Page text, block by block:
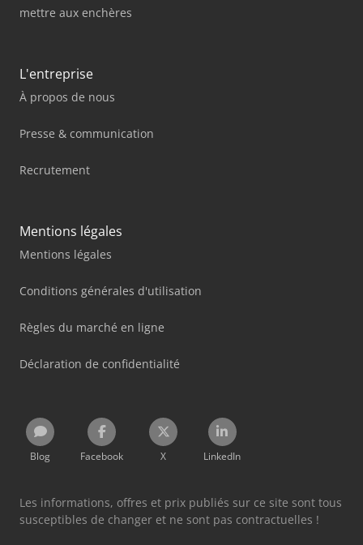
mettre aux enchères
L'entreprise
À propos de nous
Presse & communication
Recrutement
Mentions légales
Mentions légales
Conditions générales d'utilisation
Règles du marché en ligne
Déclaration de confidentialité
Blog Facebook X LinkedIn
Les informations, offres et prix publiés sur ce site sont tous
susceptibles de changer et ne sont pas contractuelles !